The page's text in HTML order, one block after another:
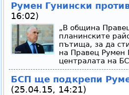
Румен Гунински
16:02)
„В община
планинските
пътища, за да
на Правец Румен
централата на
БСП ще подкрепи
(25.04.15, 14:21)